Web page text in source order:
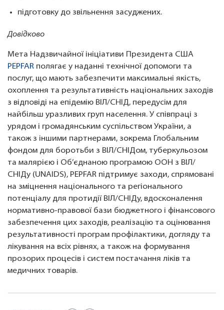
підготовку до звільнення засуджених.
Довідково
Мета Надзвичайної ініціативи Президента США
PEPFAR полягає у наданні технічної допомоги та
послуг, що мають забезпечити максимальні якість,
охоплення та результативність національних заходів
з відповіді на епідемію ВІЛ/СНІД, передусім для
найбільш уразливих груп населення. У співпраці з
урядом і громадянським суспільством України, а
також з іншими партнерами, зокрема Глобальним
фондом для боротьби з ВІЛ/СНІДом, туберкульозом
та малярією і Об’єднаною програмою ООН з ВІЛ/
СНІДу (UNAIDS), PEPFAR підтримує заходи, спрямовані
на зміцнення національного та регіонального
потенціалу для протидії ВІЛ/СНІДу, вдосконалення
нормативно-правової бази бюджетного і фінансового
забезпечення цих заходів, реалізацію та оцінювання
результативності програм профілактики, догляду та
лікування на всіх рівнях, а також на формування
прозорих процесів і систем постачання ліків та
медичних товарів.